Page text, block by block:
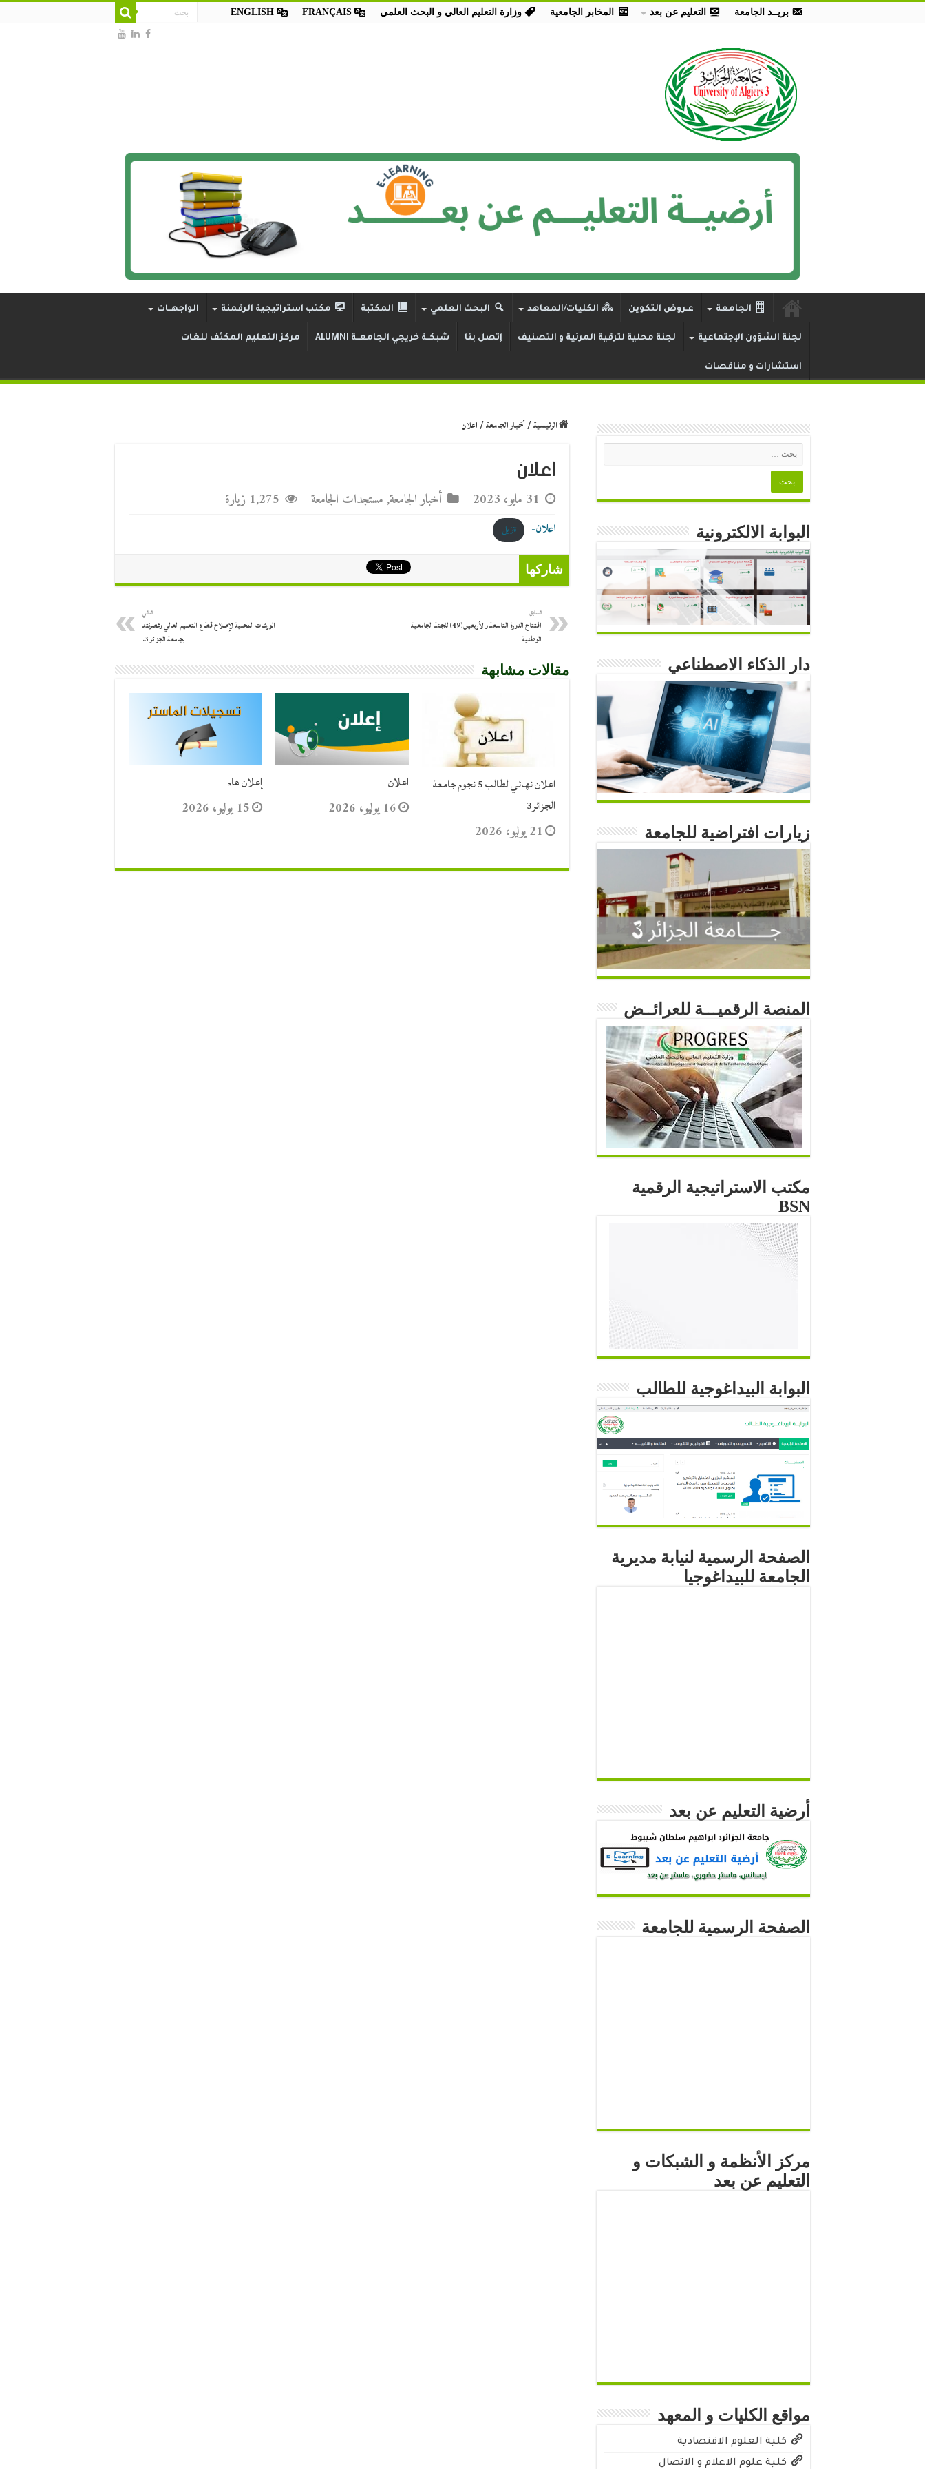
بريــد الجامعة التعليم عن بعد المخابر الجامعية وزارة التعليم العالي و البحث العلمي FRANÇAIS
ENGLISH
الجامعة عـروض التكوين الكليات/المعاهد البحث العلمي المكتبة مكتب استراتيجية الرقمنة الواجهــات
لجنة الشؤون الإجتماعية لجنة محلية لترقية المرئية و التصنيف إتصل بنا شبكــة خريجي الجامعــة ALUMNI مركز التعليم المكثف للغات
استشارات و مناقصات
الرئيسية/أخبار الجامعة/اعلان
اعلان
31 مايو، 2023 أخبار الجامعة, مستجدات الجامعة 1,275 زيارة
اعلان- تنزيل
شاركها
السابق
افتتاح الدورة التاسعة والأربعين(49) للجنة الجامعية
الوطنية
التالي
الورشات المحلية لإصلاح قطاع التعليم العالي وعصرنته
بجامعة الجزائر 3.
مقالات مشابهة
اعلان نهائي لطالب 5 نجوم جامعة
الجزائر3
21 يوليو، 2026
اعلان
16 يوليو، 2026
إعلان هام
15 يوليو، 2026
البوابة الالكترونية
دار الذكاء الاصطناعي
زيارات افتراضية للجامعة
المنصة الرقميـــة للعرائــض
مكتب الاستراتيجية الرقمية
BSN
البوابة البيداغوجية للطالب
الصفحة الرسمية لنيابة مديرية
الجامعة للبيداغوجيا
أرضية التعليم عن بعد
الصفحة الرسمية للجامعة
مركز الأنظمة و الشبكات و
التعليم عن بعد
مواقع الكليات و المعهد
كلية العلوم الاقتصادية
كلية علوم الاعلام و الاتصال